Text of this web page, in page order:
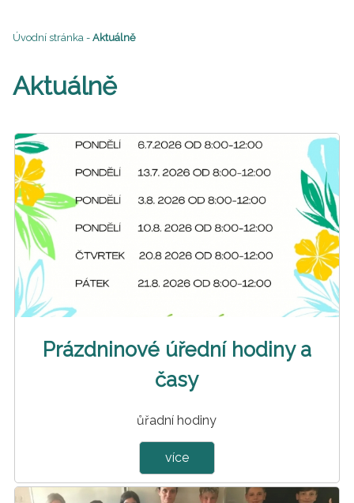
Úvodní stránka - Aktuálně
Aktuálně
Prázdninové úřední hodiny a
časy
ůřadní hodiny
více